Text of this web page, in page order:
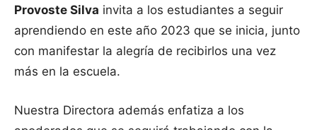
Provoste Silva invita a los estudiantes a seguir
aprendiendo en este año 2023 que se inicia, junto
con manifestar la alegría de recibirlos una vez
más en la escuela.
Nuestra Directora además enfatiza a los